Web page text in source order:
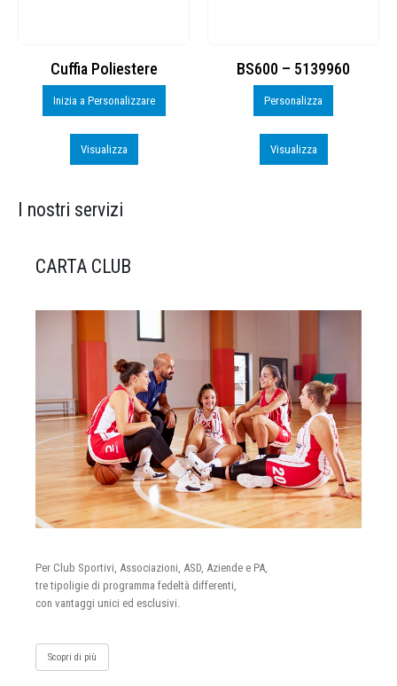
Cuffia Poliestere
Inizia a Personalizzare
Visualizza
BS600 – 5139960
Personalizza
Visualizza
I nostri servizi
CARTA CLUB
Per Club Sportivi, Associazioni, ASD, Aziende e PA,
tre tipoligie di programma fedeltà differenti,
con vantaggi unici ed esclusivi.
Scopri di più